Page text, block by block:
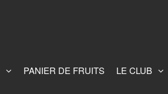
PANIER DE FRUITS LE CLUB